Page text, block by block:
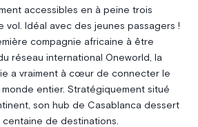
accessibles en à peine trois
vol. Idéal avec des jeunes passagers !
compagnie africaine à être
réseau international Oneworld, la
a vraiment à cœur de connecter le
monde entier. Stratégiquement situé
son hub de Casablanca dessert
centaine de destinations.